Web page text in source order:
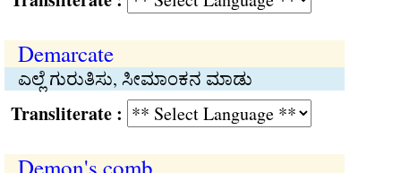
Demarcate
ಎಲ್ಲೆ ಗುರುತಿಸು, ಸೀಮಾಂಕನ ಮಾಡು
: